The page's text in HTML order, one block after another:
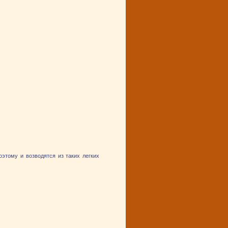
и возводятся из таких легких